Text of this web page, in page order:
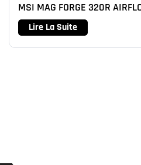
MSI MAG FORGE 320R
Lire La Suite